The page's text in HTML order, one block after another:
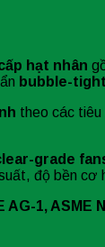
hạt nhân
bubble-
theo các tiêu
grade
độ bền
AG-1, ASME